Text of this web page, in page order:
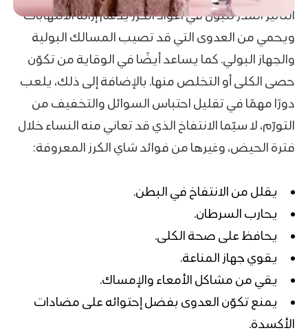
التأثير المدر للبول في اعواد الكرز يدعم إزالة الالتهابات
ويحمي من العدوى التي قد تصيب المسالك البولية
والجهاز البولي. كما يساعد أيضًا في الوقاية من تكوّن
حصى الكلى أو التخلص منها. بالإضافة إلى ذلك، يلعب
دورًا مهمًا في تقليل احتباس السوائل والتخفيف من
التورّم، لا سيّما الانتفاخ الذي قد تعاني منه النساء خلال
فترة الحيض، وغيرها من فوائد شاي الكرز المعروفة:
يقلل من الانتفاخ في البطن.
يحارب السرطان.
يحافظ على صحة الكلى.
يقوي جهاز المناعة.
يقي من مشاكل الأمعاء والإمساك.
يمنع تكوّن العدوى بفضل إحتوائه على مضادات
الأكسدة.